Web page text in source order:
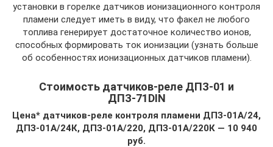
установки в горелке датчиков ионизационного контроля
пламени следует иметь в виду, что факел не любого
топлива генерирует достаточное количество ионов,
способных формировать ток ионизации (узнать больше
об особенностях ионизационных датчиков пламени).
Стоимость датчиков-реле ДПЗ-01 и
ДПЗ-71DIN
Цена* датчиков-реле контроля пламени ДПЗ-01А/24,
ДПЗ-01А/24К, ДПЗ-01А/220, ДПЗ-01А/220К — 10 940
руб.